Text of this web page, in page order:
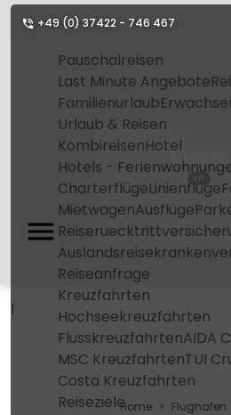
+49 (0) 37422 - 746 467
Pauschalreisen
Last Minute Angebote
Familienurlaub
Urlaub & Reisen
KombireisenHotel
Hotels -
CharterflügeLinienflüge
MietwagenAusflüge
Reiseanfrage
Kreuzfahrten
Hochseekreuzfahrten
FlusskreuzfahrtenAIDA
MSC KreuzfahrtenTUI
Costa Kreuzfahrten
Reiseziele
Vieste
VIF
Home Flughafen
1
Home Flughafen